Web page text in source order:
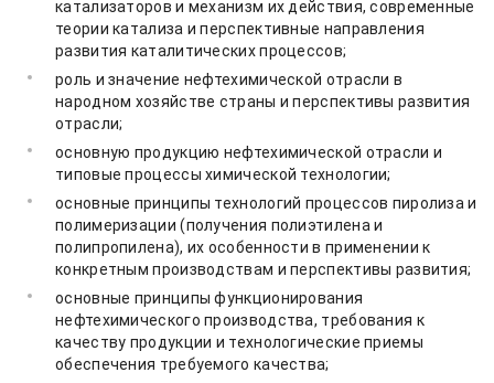
катализаторов и механизм их действия, современные
теории катализа и перспективные направления
развития каталитических процессов;
роль и значение нефтехимической отрасли в
народном хозяйстве страны и перспективы развития
отрасли;
основную продукцию нефтехимической отрасли и
типовые процессы химической технологии;
основные принципы технологий процессов пиролиза и
полимеризации (получения полиэтилена и
полипропилена), их особенности в применении к
конкретным производствам и перспективы развития;
основные принципы функционирования
нефтехимического производства, требования к
качеству продукции и технологические приемы
обеспечения требуемого качества;